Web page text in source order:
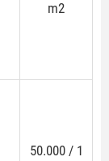
m2
50.000 / 1